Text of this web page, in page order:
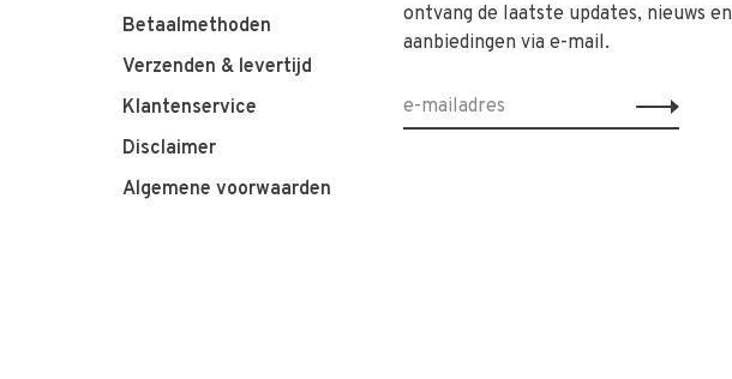
Betaalmethoden
Verzenden & levertijd
Klantenservice
Disclaimer
Algemene voorwaarden
ontvang de laatste updates, nieuws en
aanbiedingen via e-mail.